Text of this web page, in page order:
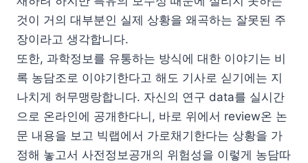
것이 거의 대부분인 실제 상황을 왜곡하는 잘못된 주
장이라고 생각합니다.
또한, 과학정보를 유통하는 방식에 대한 이야기는 비
록 농담조로 이야기한다고 해도 기사로 싣기에는 지
나치게 허무맹랑합니다. 자신의 연구 data를 실시간
으로 온라인에 공개한다니, 바로 위에서 review온 논
문 내용을 보고 빅랩에서 가로채기한다는 상황을 가
정해 놓고서 사전정보공개의 위험성을 이렇게 농담따